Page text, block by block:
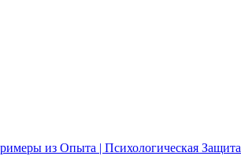
из Опыта | Психологическая Защита